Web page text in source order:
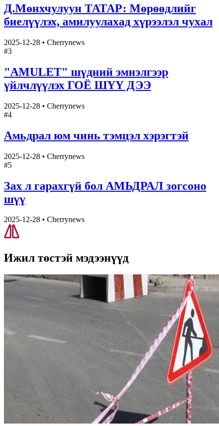
Д.Мөнхчулуун ТАТАР: Мөрөөдлийг
биелүүлэх, амилуулахад хүрээлэл чухал
2025-12-28 • Cherrynews
#3
"AMULET" шүдний эмнэлгээр
үйлчлүүлэх ГОЁ ШҮҮ ДЭЭ
2025-12-28 • Cherrynews
#4
Амьдрал юм чинь тэмцэл хэрэгтэй
2025-12-28 • Cherrynews
#5
Зах л гарахгүй бол АМЬДРАЛ зогсоно
шүү
2025-12-28 • Cherrynews
Ижил төстэй мэдээнүүд